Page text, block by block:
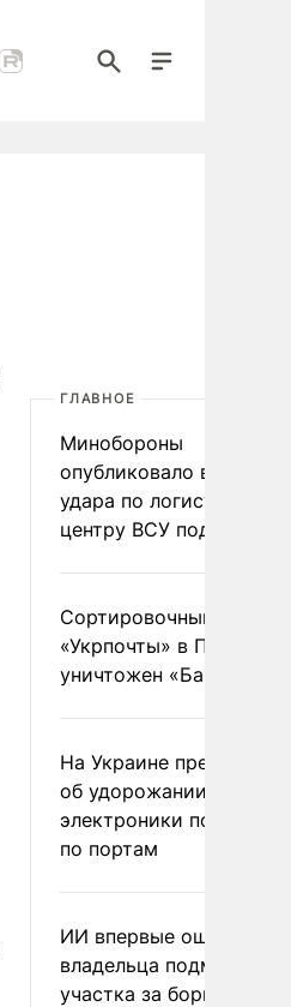
ГЛАВНОЕ
Минобороны
опубликовало видео
удара по
центру ВСУ под Киевом
Сортировочный пункт
«Укрпочты» в
уничтожен
На Украине
об удорожании
электроники после
по портам
ИИ впервые
владельца
участка за борщевик